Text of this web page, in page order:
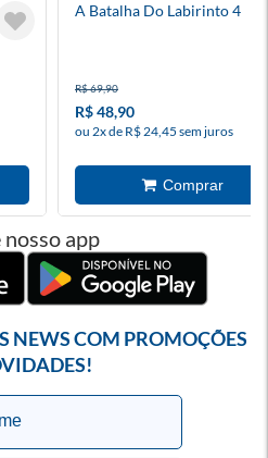
A Batalha Do Labirinto 4
R$ 69,90
R$ 48,90
ou 2x de R$ 24,45 sem juros
nosso app
NEWS COM PROMOÇÕES